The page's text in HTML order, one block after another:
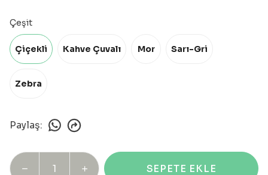
Çeşit
Çiçekli Kahve Çuvalı Mor Sarı-Gri
Zebra
Paylaş:
SEPETE EKLE